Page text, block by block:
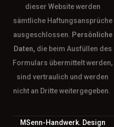
dieser Website werden
sämtliche Haftungsansprüche
ausgeschlossen. Persönliche
Daten, die beim Ausfüllen des
Formulars übermittelt werden,
sind vertraulich und werden
nicht an Dritte weitergegeben.
MSenn-Handwerk. Design